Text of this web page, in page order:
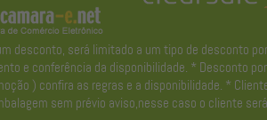
desconto, será limitado a um tipo de desconto
e conferência da disponibilidade. * Desconto
) confira as regras e a disponibilidade. *
sem prévio aviso,nesse caso o cliente